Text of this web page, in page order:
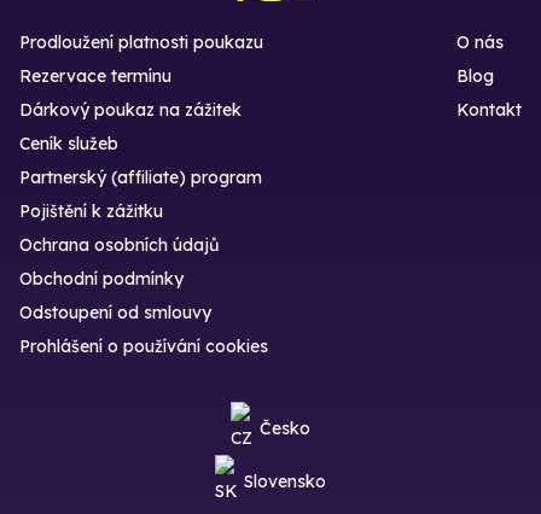
Prodloužení platnosti poukazu
Rezervace termínu
Dárkový poukaz na zážitek
O nás
Blog
Kontakt
Ceník služeb
Partnerský (affiliate) program
Pojištění k zážitku
Ochrana osobních údajů
Obchodní podmínky
Odstoupení od smlouvy
Prohlášení o používání cookies
Česko
Slovensko